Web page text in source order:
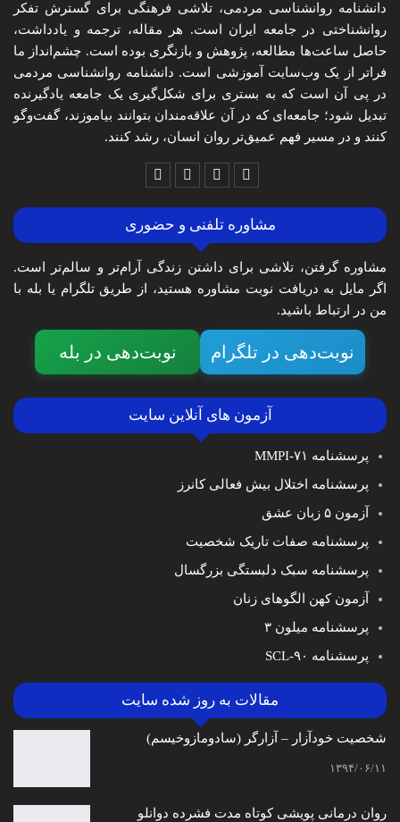
دانشنامه روانشناسی مردمی، تلاشی فرهنگی برای گسترش تفکر
روانشناختی در جامعه ایران است. هر مقاله، ترجمه و یادداشت،
حاصل ساعت‌ها مطالعه، پژوهش و بازنگری بوده است. چشم‌انداز ما
فراتر از یک وب‌سایت آموزشی است. دانشنامه روانشناسی مردمی
در پی آن است که به بستری برای شکل‌گیری یک جامعه یادگیرنده
تبدیل شود؛ جامعه‌ای که در آن علاقه‌مندان بتوانند بیاموزند، گفت‌وگو
کنند و در مسیر فهم عمیق‌تر روان انسان، رشد کنند.
مشاوره تلفنی و حضوری
مشاوره گرفتن، تلاشی برای داشتن زندگی آرام‌تر و سالم‌تر است.
اگر مایل به دریافت نوبت مشاوره هستید، از طریق تلگرام یا بله با
من در ارتباط باشید.
نوبت‌دهی در تلگرام نوبت‌دهی در بله
آزمون های آنلاین سایت
پرسشنامه MMPI-۷۱
پرسشنامه اختلال بیش فعالی کانرز
آزمون ۵ زبان عشق
پرسشنامه صفات تاریک شخصیت
پرسشنامه سبک دلبستگی بزرگسال
آزمون کهن الگوهای زنان
پرسشنامه میلون ۳
پرسشنامه SCL-۹۰
مقالات به روز شده سایت
شخصیت خودآزار – آزارگر (سادومازوخیسم)
۱۳۹۴/۰۶/۱۱
روان درمانی پویشی کوتاه مدت فشرده دوانلو